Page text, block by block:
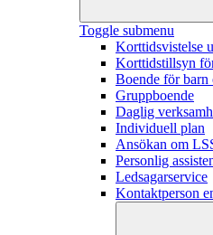
Toggle submenu
Korttidsvistelse
Korttidstillsyn
Boende för barn
Gruppboende
Daglig
Individuell plan
Ansökan om
Personlig
Ledsagarservice
Kontaktperson